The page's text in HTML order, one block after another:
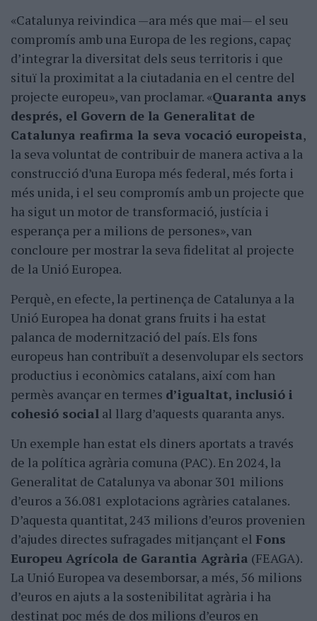
«Catalunya reivindica —ara més que mai— el seu
compromís amb una Europa de les regions, capaç
d’integrar la diversitat dels seus territoris i que
situï la proximitat a la ciutadania en el centre del
projecte europeu», van proclamar. «Quaranta anys
després, el Govern de la Generalitat de
Catalunya reafirma la seva vocació europeista,
la seva voluntat de contribuir de manera activa a la
construcció d’una Europa més federal, més forta i
més unida, i el seu compromís amb un projecte que
ha sigut un motor de transformació, justícia i
esperança per a milions de persones», van
concloure per mostrar la seva fidelitat al projecte
de la Unió Europea.
Perquè, en efecte, la pertinença de Catalunya a la
Unió Europea ha donat grans fruits i ha estat
palanca de modernització del país. Els fons
europeus han contribuït a desenvolupar els sectors
productius i econòmics catalans, així com han
permès avançar en termes d’igualtat, inclusió i
cohesió social al llarg d’aquests quaranta anys.
Un exemple han estat els diners aportats a través
de la política agrària comuna (PAC). En 2024, la
Generalitat de Catalunya va abonar 301 milions
d’euros a 36.081 explotacions agràries catalanes.
D’aquesta quantitat, 243 milions d’euros provenien
d’ajudes directes sufragades mitjançant el Fons
Europeu Agrícola de Garantia Agrària (FEAGA).
La Unió Europea va desemborsar, a més, 56 milions
d’euros en ajuts a la sostenibilitat agrària i ha
destinat poc més de dos milions d’euros en